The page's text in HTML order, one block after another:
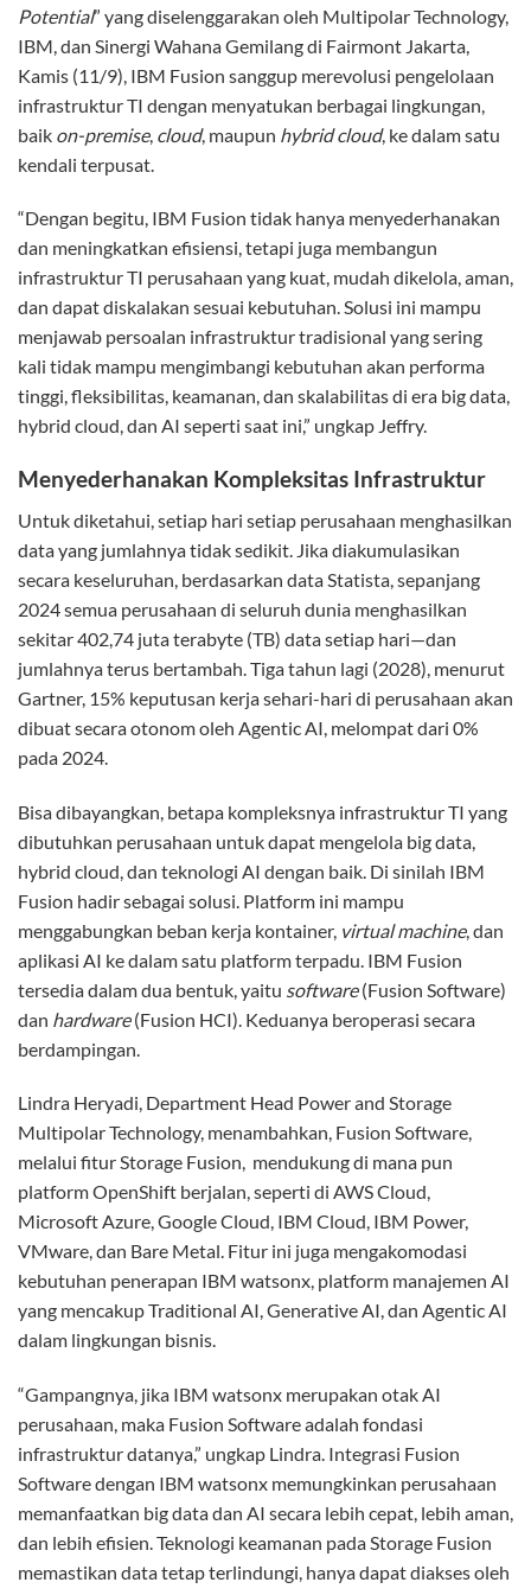
Potential” yang diselenggarakan oleh Multipolar Technology,
IBM, dan Sinergi Wahana Gemilang di Fairmont Jakarta,
Kamis (11/9), IBM Fusion sanggup merevolusi pengelolaan
infrastruktur TI dengan menyatukan berbagai lingkungan,
baik on-premise, cloud, maupun hybrid cloud, ke dalam satu
kendali terpusat.
“Dengan begitu, IBM Fusion tidak hanya menyederhanakan
dan meningkatkan efisiensi, tetapi juga membangun
infrastruktur TI perusahaan yang kuat, mudah dikelola, aman,
dan dapat diskalakan sesuai kebutuhan. Solusi ini mampu
menjawab persoalan infrastruktur tradisional yang sering
kali tidak mampu mengimbangi kebutuhan akan performa
tinggi, fleksibilitas, keamanan, dan skalabilitas di era big data,
hybrid cloud, dan AI seperti saat ini,” ungkap Jeffry.
Menyederhanakan Kompleksitas Infrastruktur
Untuk diketahui, setiap hari setiap perusahaan menghasilkan
data yang jumlahnya tidak sedikit. Jika diakumulasikan
secara keseluruhan, berdasarkan data Statista, sepanjang
2024 semua perusahaan di seluruh dunia menghasilkan
sekitar 402,74 juta terabyte (TB) data setiap hari—dan
jumlahnya terus bertambah. Tiga tahun lagi (2028), menurut
Gartner, 15% keputusan kerja sehari-hari di perusahaan akan
dibuat secara otonom oleh Agentic AI, melompat dari 0%
pada 2024.
Bisa dibayangkan, betapa kompleksnya infrastruktur TI yang
dibutuhkan perusahaan untuk dapat mengelola big data,
hybrid cloud, dan teknologi AI dengan baik. Di sinilah IBM
Fusion hadir sebagai solusi. Platform ini mampu
menggabungkan beban kerja kontainer, virtual machine, dan
aplikasi AI ke dalam satu platform terpadu. IBM Fusion
tersedia dalam dua bentuk, yaitu software(Fusion Software)
dan hardware(Fusion HCI). Keduanya beroperasi secara
berdampingan.
Lindra Heryadi, Department Head Power and Storage
Multipolar Technology, menambahkan, Fusion Software,
melalui fitur Storage Fusion, mendukung di mana pun
platform OpenShift berjalan, seperti di AWS Cloud,
Microsoft Azure, Google Cloud, IBM Cloud, IBM Power,
VMware, dan Bare Metal. Fitur ini juga mengakomodasi
kebutuhan penerapan IBM watsonx, platform manajemen AI
yang mencakup Traditional AI, Generative AI, dan Agentic AI
dalam lingkungan bisnis.
“Gampangnya, jika IBM watsonx merupakan otak AI
perusahaan, maka Fusion Software adalah fondasi
infrastruktur datanya,” ungkap Lindra. Integrasi Fusion
Software dengan IBM watsonx memungkinkan perusahaan
memanfaatkan big data dan AI secara lebih cepat, lebih aman,
dan lebih efisien. Teknologi keamanan pada Storage Fusion
memastikan data tetap terlindungi, hanya dapat diakses oleh